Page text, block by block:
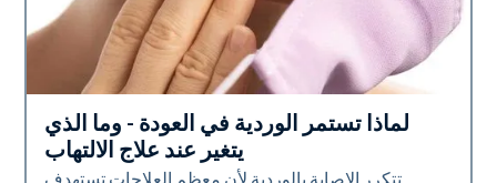
صحة الجلد
لماذا تستمر الوردية في العودة - وما الذي
يتغير عند علاج الالتهاب
تتكرر الإصابة بالوردية لأن معظم العلاجات تستهدف